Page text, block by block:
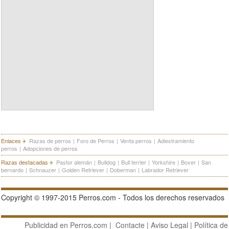
Enlaces Razas de perros | Foro de Perros | Venta perros | Adiestramiento
perros | Adopciones de perros
Razas destacadas
Pastor alemán | Bulldog | Bull terrier | Yorkshire | Boxer | San
bernardo | Schnauzer | Golden Retriever | Doberman | Labrador Retriever
Copyright © 1997-2015 Perros.com - Todos los derechos reservados
Publicidad en Perros.com | Contacte | Aviso Legal | Política de